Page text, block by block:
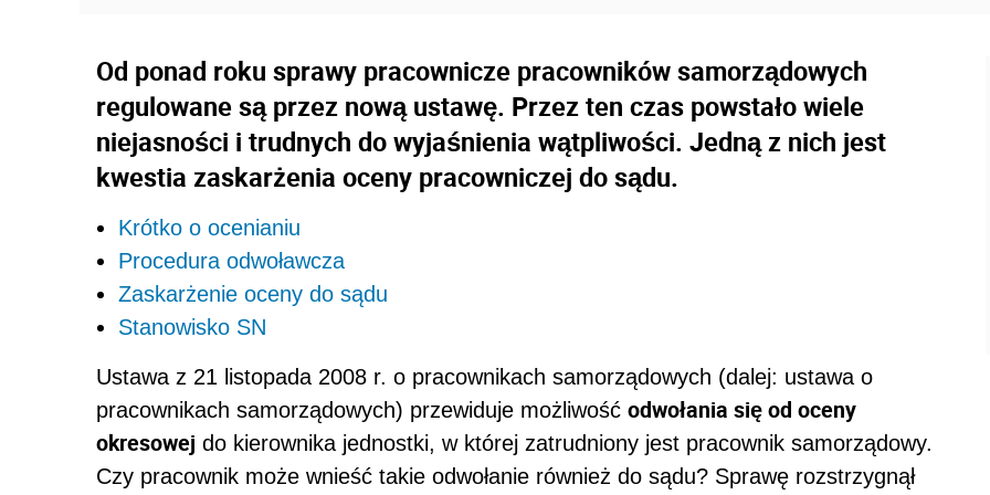
Od ponad roku sprawy pracownicze pracowników samorządowych
regulowane są przez nową ustawę. Przez ten czas powstało wiele
niejasności i trudnych do wyjaśnienia wątpliwości. Jedną z nich jest
kwestia zaskarżenia oceny pracowniczej do sądu.
Krótko o ocenianiu
Procedura odwoławcza
Zaskarżenie oceny do sądu
Stanowisko SN
Ustawa z 21 listopada 2008 r. o pracownikach samorządowych (dalej: ustawa o
pracownikach samorządowych) przewiduje możliwość odwołania się od oceny
okresowej do kierownika jednostki, w której zatrudniony jest pracownik samorządowy.
Czy pracownik może wnieść takie odwołanie również do sądu? Sprawę rozstrzygnął